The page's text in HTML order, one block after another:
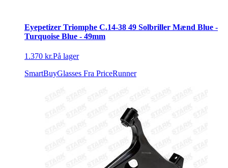
Eyepetizer Triomphe C.14-38 49 Solbriller Mænd Blue -
Turquoise Blue - 49mm
1.370 kr.På lager
SmartBuyGlasses Fra PriceRunner